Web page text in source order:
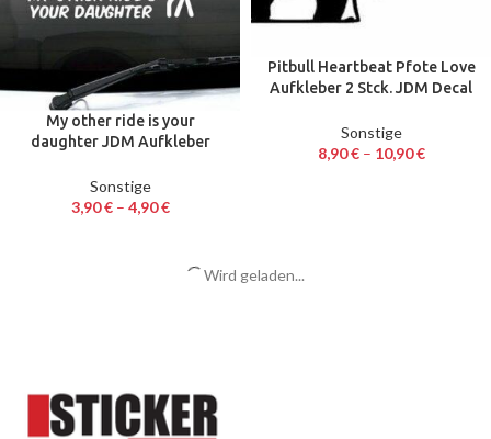
My other ride is your
daughter JDM Aufkleber
Sonstige
3,90€– 4,90€
Pitbull Heartbeat Pfote Love
Aufkleber 2 Stck. JDM Decal
Sonstige
8,90€– 10,90€